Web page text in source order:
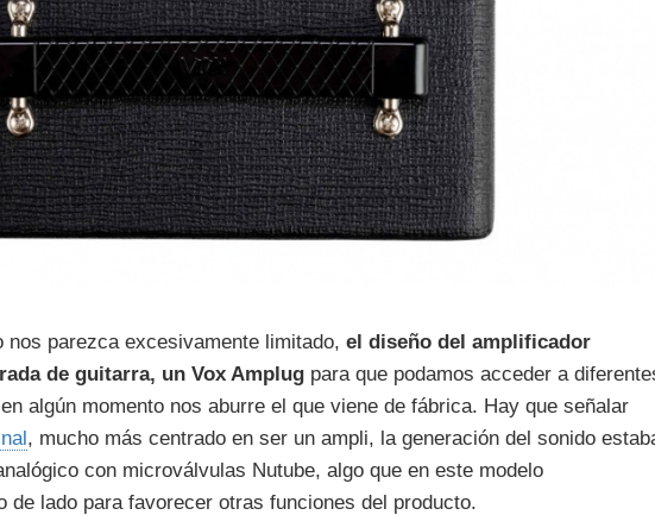
nos parezca excesivamente limitado, el diseño del amplificador
de guitarra, un Vox Amplug para que podamos acceder a
algún momento nos aburre el que viene de fábrica. Hay que señalar
, mucho más centrado en ser un ampli, la generación del sonido
con microválvulas Nutube, algo que en este modelo
de lado para favorecer otras funciones del producto.